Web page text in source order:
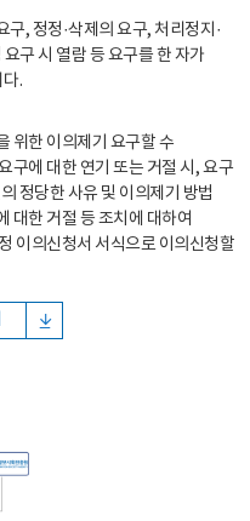
구, 정정·삭제의 요구, 처리정지·
구 시 열람 등 요구를 한 자가
.
위한 이의제기 요구할 수
구에 대한 연기 또는 거절 시, 요구
정당한 사유 및 이의제기 방법
대한 거절 등 조치에 대하여
이의신청서 서식으로 이의신청할